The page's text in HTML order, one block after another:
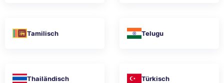
Tamilisch Telugu
Thailändisch Türkisch